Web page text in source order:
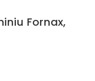
Fornax,